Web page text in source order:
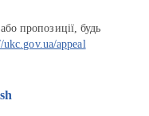
пропозиції, будь
ukc.gov.ua/appeal